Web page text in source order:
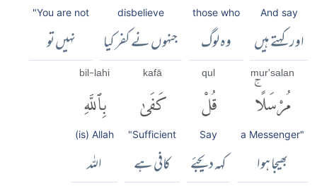
And say
اور کہتے ہیں
those who
وہ لوگ
disbelieve
جنہوں نے کفر کیا
"You are not
نہیں تو
mur'salan
مُرْسَلًاۚ
a Messenger"
بھیجا ہوا
qul
قُلْ
Say
کہہ دیجئے
kafā
كَفَىٰ
"Sufficient
کافی ہے
bil-lahi
بِٱللَّهِ
(is) Allah
اللہ